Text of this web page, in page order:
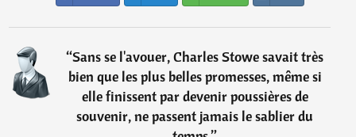
“Sans se l'avouer, Charles Stowe savait très
bien que les plus belles promesses, même si
elle finissent par devenir poussières de
souvenir, ne passent jamais le sablier du